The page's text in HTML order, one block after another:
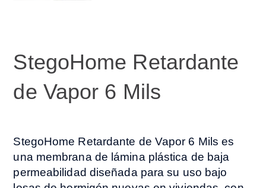
StegoHome Retardante
de Vapor 6 Mils
StegoHome Retardante de Vapor 6 Mils es
una membrana de lámina plástica de baja
permeabilidad diseñada para su uso bajo